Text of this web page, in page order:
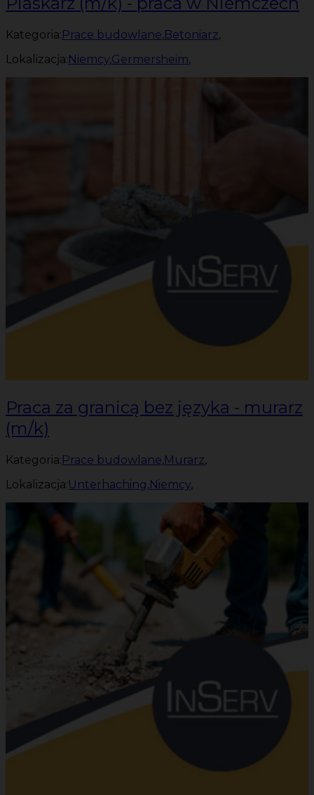
Kategoria: Prace budowlane,Betoniarz,
Lokalizacja: Niemcy,Germersheim,
Praca za granicą bez języka - murarz
(m/k)
Kategoria:Prace budowlane,Murarz,
Lokalizacja:Unterhaching,Niemcy,